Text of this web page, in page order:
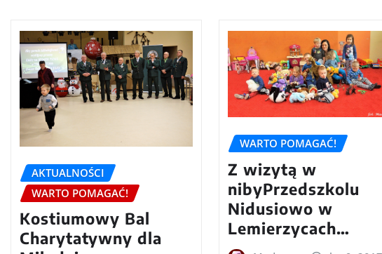
AKTUALNOŚCI
WARTO POMAGAĆ!
Kostiumowy Bal
Charytatywny dla
WARTO POMAGAĆ!
Z wizytą w
nibyPrzedszkolu
Nidusiowo w
Lemierzycach…